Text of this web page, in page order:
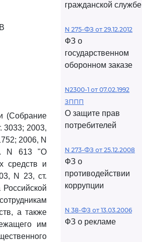
(Собрание
3033; 2003,
2006, N
N 613 "О
средств и
N 23, ст.
Российской
а также
им
гражданской службе
N 275-ФЗ от 29.12.2012
ФЗ о
государственном
оборонном заказе
N2300-1 от 07.02.1992
ЗППП
О защите прав
потребителей
N 273-ФЗ от 25.12.2008
ФЗ о
противодействии
коррупции
N 38-ФЗ от 13.03.2006
ФЗ о рекламе